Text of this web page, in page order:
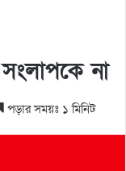
সংলাপকে না
পড়ার সময়ঃ ১ মিনিট